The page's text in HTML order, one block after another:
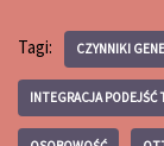
Tagi: CZYNNIKI
INTEGRACJA PODEJŚĆ